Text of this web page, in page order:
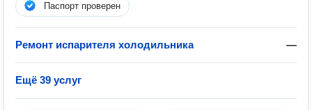
Паспорт проверен
Ремонт испарителя холодильника —
Ещё 39 услуг